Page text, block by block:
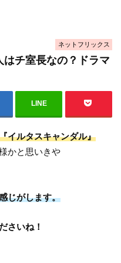
ネットフリックス
はチ室長なの？ドラマ
LINE
イルタスキャンダル』
かと思いきや
じがします。
さいね！